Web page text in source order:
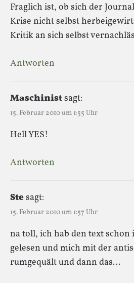
Fraglich ist, ob sich der
Krise nicht selbst
Kritik an sich selbst
Antworten
Maschinistsagt:
15. Februar 2010 um 1:55 Uhr
Hell YES!
Antworten
Stesagt:
15. Februar 2010 um 1:57 Uhr
na toll, ich hab den text
gelesen und mich mit der
rumgequält und dann das…